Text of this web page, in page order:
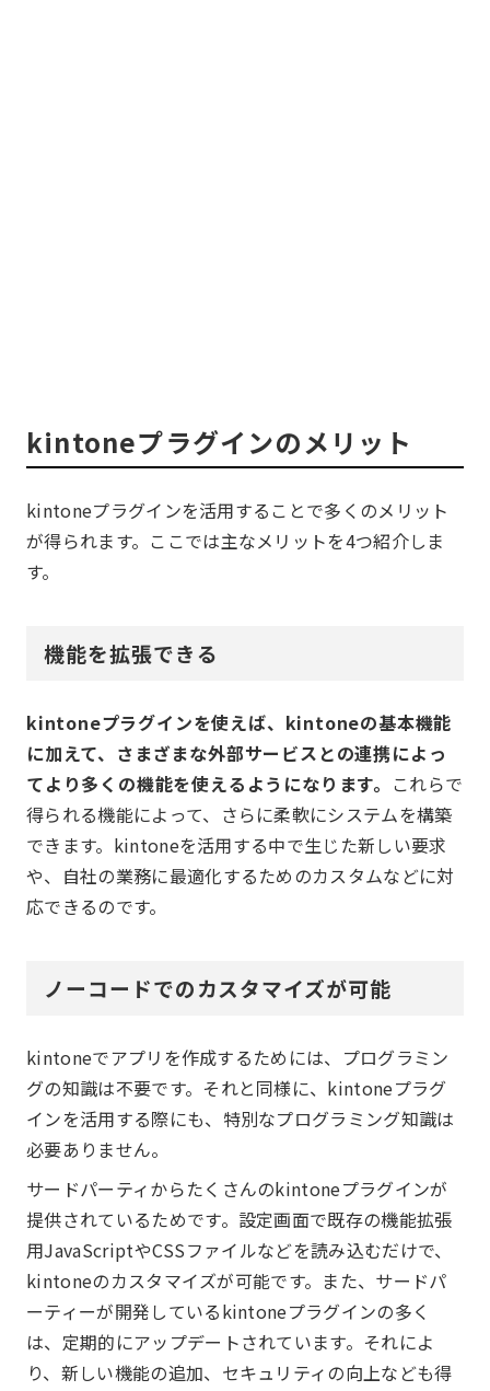
kintoneプラグインのメリット
kintoneプラグインを活用することで多くのメリット
が得られます。ここでは主なメリットを4つ紹介しま
す。
機能を拡張できる
kintoneプラグインを使えば、kintoneの基本機能
に加えて、さまざまな外部サービスとの連携によっ
てより多くの機能を使えるようになります。 これらで
得られる機能によって、さらに柔軟にシステムを構築
できます。kintoneを活用する中で生じた新しい要求
や、自社の業務に最適化するためのカスタムなどに対
応できるのです。
ノーコードでのカスタマイズが可能
kintoneでアプリを作成するためには、プログラミン
グの知識は不要です。それと同様に、kintoneプラグ
インを活用する際にも、特別なプログラミング知識は
必要ありません。
サードパーティからたくさんのkintoneプラグインが
提供されているためです。設定画面で既存の機能拡張
用JavaScriptやCSSファイルなどを読み込むだけで、
kintoneのカスタマイズが可能です。また、サードパ
ーティーが開発しているkintoneプラグインの多く
は、定期的にアップデートされています。それによ
り、新しい機能の追加、セキュリティの向上なども得